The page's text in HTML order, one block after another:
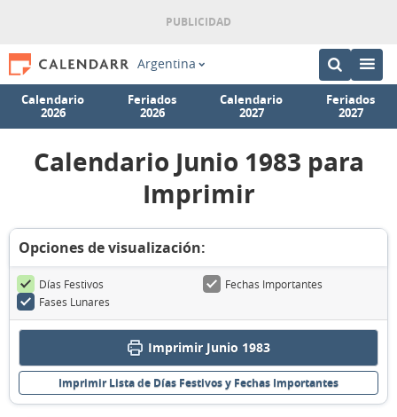
Argentina
Calendario
2026
Feriados
2026
Calendario
2027
Feriados
2027
Calendario Junio 1983 para
Imprimir
Opciones de visualización:
Días Festivos
Fechas Importantes
Fases Lunares
Imprimir Junio 1983
Imprimir Lista de Días Festivos y Fechas Importantes